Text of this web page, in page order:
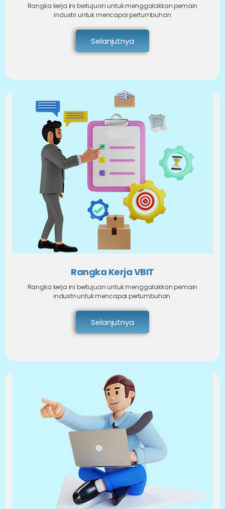
Rangka kerja ini bertujuan untuk menggalakkan pemain
industri untuk mencapai pertumbuhan
Selanjutnya
Rangka Kerja VBIT
Rangka kerja ini bertujuan untuk menggalakkan pemain
industri untuk mencapai pertumbuhan.
Selanjutnya